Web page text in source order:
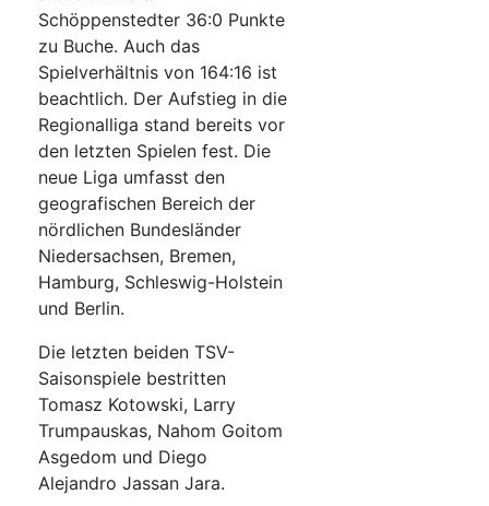
Schöppenstedter 36:0 Punkte
zu Buche. Auch das
Spielverhältnis von 164:16 ist
beachtlich. Der Aufstieg in die
Regionalliga stand bereits vor
den letzten Spielen fest. Die
neue Liga umfasst den
geografischen Bereich der
nördlichen Bundesländer
Niedersachsen, Bremen,
Hamburg, Schleswig-Holstein
und Berlin.
Die letzten beiden TSV-
Saisonspiele bestritten
Tomasz Kotowski, Larry
Trumpauskas, Nahom Goitom
Asgedom und Diego
Alejandro Jassan Jara.